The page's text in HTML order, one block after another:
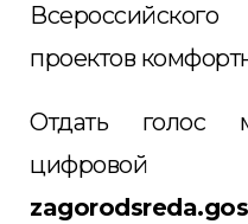
проектов
Отдать